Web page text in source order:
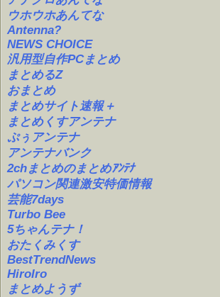
ウホウホあんてな
Antenna?
NEWS CHOICE
汎用型自作PCまとめ
まとめるZ
おまとめ
まとめサイト速報＋
まとめくすアンテナ
ぷぅアンテナ
アンテナバンク
2chまとめのまとめｱﾝﾃﾅ
パソコン関連激安特価情報
芸能7days
Turbo Bee
5ちゃんテナ！
おたくみくす
BestTrendNews
HiroIro
まとめようず